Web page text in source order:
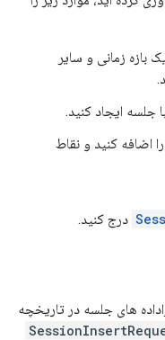
بازه زمانی و سایر
جلسه ایجاد کنید.
اضافه کنید و نقاط
درج کنید.
های جلسه در تاریخچه